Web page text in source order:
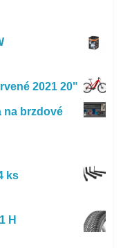
2021 20"
na brzdové
ks
H